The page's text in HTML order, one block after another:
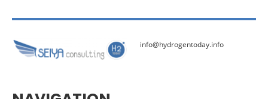
info@hydrogentoday.info